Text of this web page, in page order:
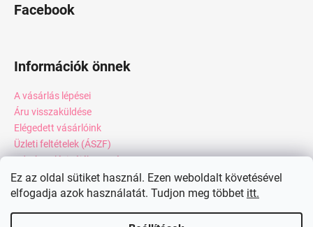
Ez az oldal sütiket használ. Ezen weboldalt követésével
elfogadja azok használatát. Tudjon meg többet itt.
Facebook
Információk önnek
A vásárlás lépései
Áru visszaküldése
Elégedett vásárlóink
Üzleti feltételek (ÁSZF)
Adatkezelési tájékoztató
Webáruház értékelése
Kapcsolat